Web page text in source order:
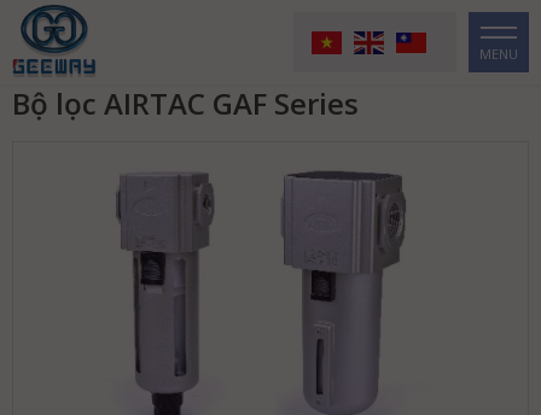
MENU
Bộ lọc AIRTAC GAF Series